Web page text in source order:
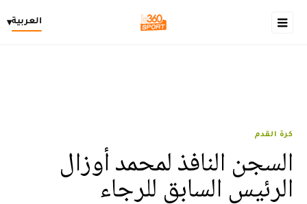
العربية▾
كرة القدم
السجن النافذ لمحمد أوزال
الرئيس السابق للرجاء